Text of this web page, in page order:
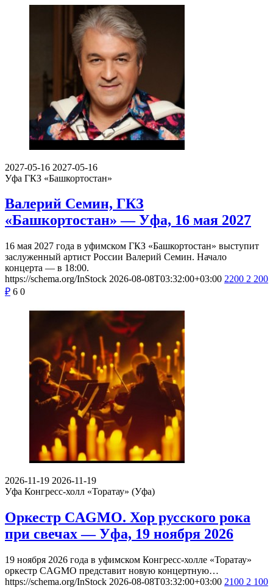
2027-05-16 2027-05-16
Уфа ГКЗ «Башкортостан»
Валерий Семин, ГКЗ
«Башкортостан» — Уфа, 16 мая 2027
16 мая 2027 года в уфимском ГКЗ «Башкортостан» выступит
заслуженный артист России Валерий Семин. Начало
концерта — в 18:00.
https://schema.org/InStock 2026-08-08T03:32:00+03:00 2200 2 200
₽ 6 0
2026-11-19 2026-11-19
Уфа Конгресс-холл «Торатау» (Уфа)
Оркестр CAGMO. Хор русского рока
при свечах — Уфа, 19 ноября 2026
19 ноября 2026 года в уфимском Конгресс-холле «Торатау»
оркестр CAGMO представит новую концертную…
https://schema.org/InStock 2026-08-08T03:32:00+03:00 2100 2 100